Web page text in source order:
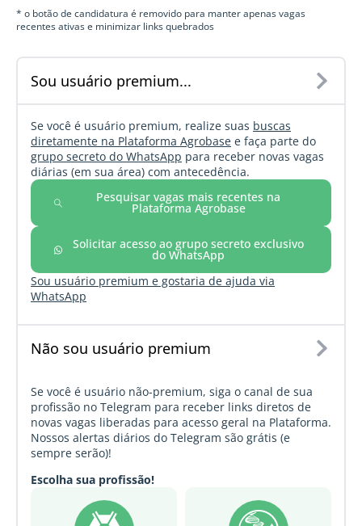
* o botão de candidatura é removido para manter apenas vagas
recentes ativas e minimizar links quebrados
Sou usuário premium...
Se você é usuário premium, realize suas buscas
diretamente na Plataforma Agrobase e faça parte do
grupo secreto do WhatsApp para receber novas vagas
diárias (em sua área) com antecedência.
Pesquisar vagas mais recentes na
Plataforma Agrobase
Solicitar acesso ao grupo secreto exclusivo
do WhatsApp
Sou usuário premium e gostaria de ajuda via
WhatsApp
Não sou usuário premium
Se você é usuário não-premium, siga o canal de sua
profissão no Telegram para receber links diretos de
novas vagas liberadas para acesso geral na Plataforma.
Nossos alertas diários do Telegram são grátis (e
sempre serão)!
Escolha sua profissão!